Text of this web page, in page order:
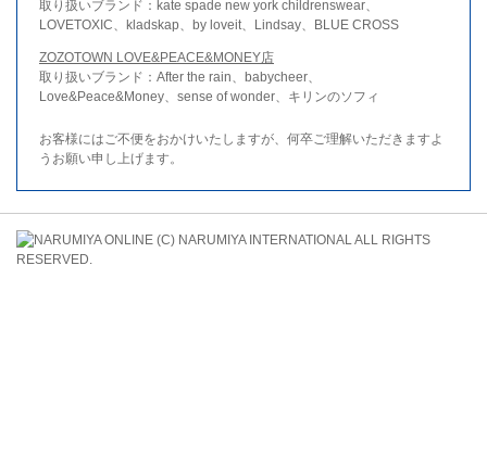
取り扱いブランド：kate spade new york childrenswear、
LOVETOXIC、kladskap、by loveit、Lindsay、BLUE CROSS
ZOZOTOWN LOVE&PEACE&MONEY店
取り扱いブランド：After the rain、babycheer、
Love&Peace&Money、sense of wonder、キリンのソフィ
お客様にはご不便をおかけいたしますが、何卒ご理解いただきますよ
うお願い申し上げます。